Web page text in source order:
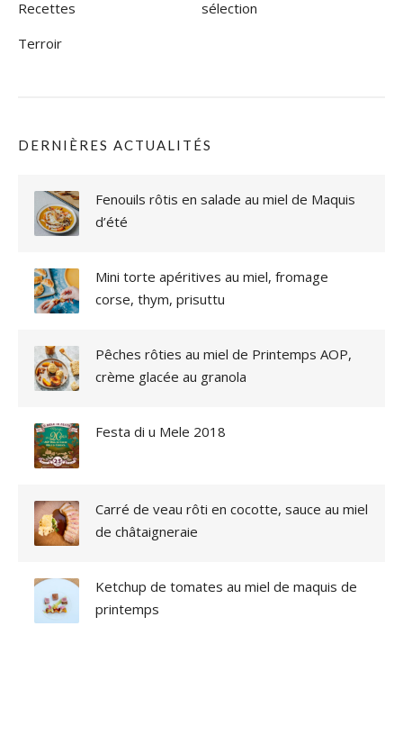
Recettes
sélection
Terroir
DERNIÈRES ACTUALITÉS
Fenouils rôtis en salade au miel de Maquis
d’été
Mini torte apéritives au miel, fromage
corse, thym, prisuttu
Pêches rôties au miel de Printemps AOP,
crème glacée au granola
Festa di u Mele 2018
Carré de veau rôti en cocotte, sauce au miel
de châtaigneraie
Ketchup de tomates au miel de maquis de
printemps